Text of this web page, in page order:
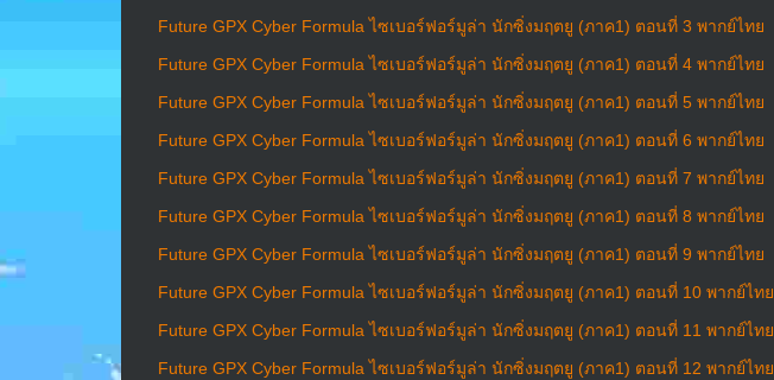
Future GPX Cyber Formula ไซเบอร์ฟอร์มูล่า นักซิ่งมฤตยู (ภาค1) ตอนที่ 3 พากย์ไทย
Future GPX Cyber Formula ไซเบอร์ฟอร์มูล่า นักซิ่งมฤตยู (ภาค1) ตอนที่ 4 พากย์ไทย
Future GPX Cyber Formula ไซเบอร์ฟอร์มูล่า นักซิ่งมฤตยู (ภาค1) ตอนที่ 5 พากย์ไทย
Future GPX Cyber Formula ไซเบอร์ฟอร์มูล่า นักซิ่งมฤตยู (ภาค1) ตอนที่ 6 พากย์ไทย
Future GPX Cyber Formula ไซเบอร์ฟอร์มูล่า นักซิ่งมฤตยู (ภาค1) ตอนที่ 7 พากย์ไทย
Future GPX Cyber Formula ไซเบอร์ฟอร์มูล่า นักซิ่งมฤตยู (ภาค1) ตอนที่ 8 พากย์ไทย
Future GPX Cyber Formula ไซเบอร์ฟอร์มูล่า นักซิ่งมฤตยู (ภาค1) ตอนที่ 9 พากย์ไทย
Future GPX Cyber Formula ไซเบอร์ฟอร์มูล่า นักซิ่งมฤตยู (ภาค1) ตอนที่ 10 พากย์ไทย
Future GPX Cyber Formula ไซเบอร์ฟอร์มูล่า นักซิ่งมฤตยู (ภาค1) ตอนที่ 11 พากย์ไทย
Future GPX Cyber Formula ไซเบอร์ฟอร์มูล่า นักซิ่งมฤตยู (ภาค1) ตอนที่ 12 พากย์ไทย